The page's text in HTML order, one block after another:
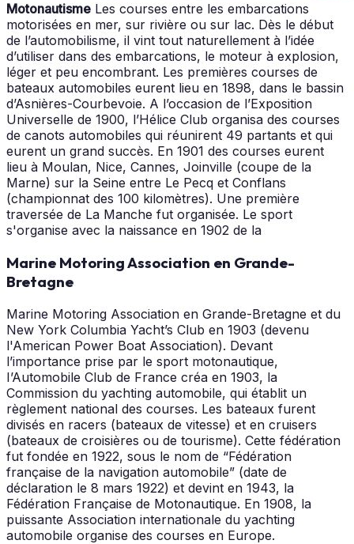
Motonautisme Les courses entre les embarcations
motorisées en mer, sur rivière ou sur lac. Dès le début
de l’automobilisme, il vint tout naturellement à l’idée
d’utiliser dans des embarcations, le moteur à explosion,
léger et peu encombrant. Les premières courses de
bateaux automobiles eurent lieu en 1898, dans le bassin
d’Asnières-Courbevoie. A l’occasion de l’Exposition
Universelle de 1900, l’Hélice Club organisa des courses
de canots automobiles qui réunirent 49 partants et qui
eurent un grand succès. En 1901 des courses eurent
lieu à Moulan, Nice, Cannes, Joinville (coupe de la
Marne) sur la Seine entre Le Pecq et Conflans
(championnat des 100 kilomètres). Une première
traversée de La Manche fut organisée. Le sport
s'organise avec la naissance en 1902 de la
Marine Motoring Association en Grande-
Bretagne
Marine Motoring Association en Grande-Bretagne et du
New York Columbia Yacht’s Club en 1903 (devenu
l'American Power Boat Association). Devant
l’importance prise par le sport motonautique,
I’Automobile Club de France créa en 1903, la
Commission du yachting automobile, qui établit un
règlement national des courses. Les bateaux furent
divisés en racers (bateaux de vitesse) et en cruisers
(bateaux de croisières ou de tourisme). Cette fédération
fut fondée en 1922, sous le nom de “Fédération
française de la navigation automobile” (date de
déclaration le 8 mars 1922) et devint en 1943, la
Fédération Française de Motonautique. En 1908, la
puissante Association internationale du yachting
automobile organise des courses en Europe.